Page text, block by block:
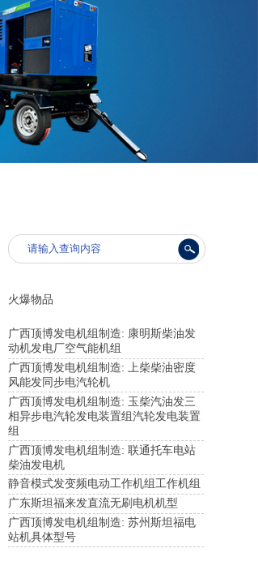
火爆物品
广西顶博发电机组制造: 康明斯柴油发
动机发电厂空气能机组
广西顶博发电机组制造: 上柴柴油密度
风能发同步电汽轮机
广西顶博发电机组制造: 玉柴汽油发三
相异步电汽轮发电装置组汽轮发电装置
组
广西顶博发电机组制造: 联通托车电站
柴油发电机
静音模式发变频电动工作机组工作机组
广东斯坦福来发直流无刷电机机型
广西顶博发电机组制造: 苏州斯坦福电
站机具体型号